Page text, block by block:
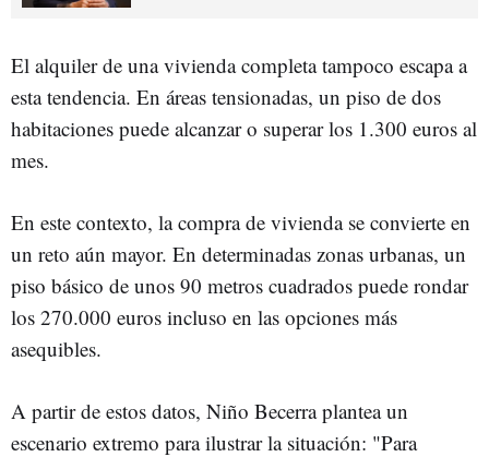
El alquiler de una vivienda completa tampoco escapa a
esta tendencia. En áreas tensionadas, un piso de dos
habitaciones puede alcanzar o superar los 1.300 euros al
mes.
En este contexto, la compra de vivienda se convierte en
un reto aún mayor. En determinadas zonas urbanas, un
piso básico de unos 90 metros cuadrados puede rondar
los 270.000 euros incluso en las opciones más
asequibles.
A partir de estos datos, Niño Becerra plantea un
escenario extremo para ilustrar la situación: "Para